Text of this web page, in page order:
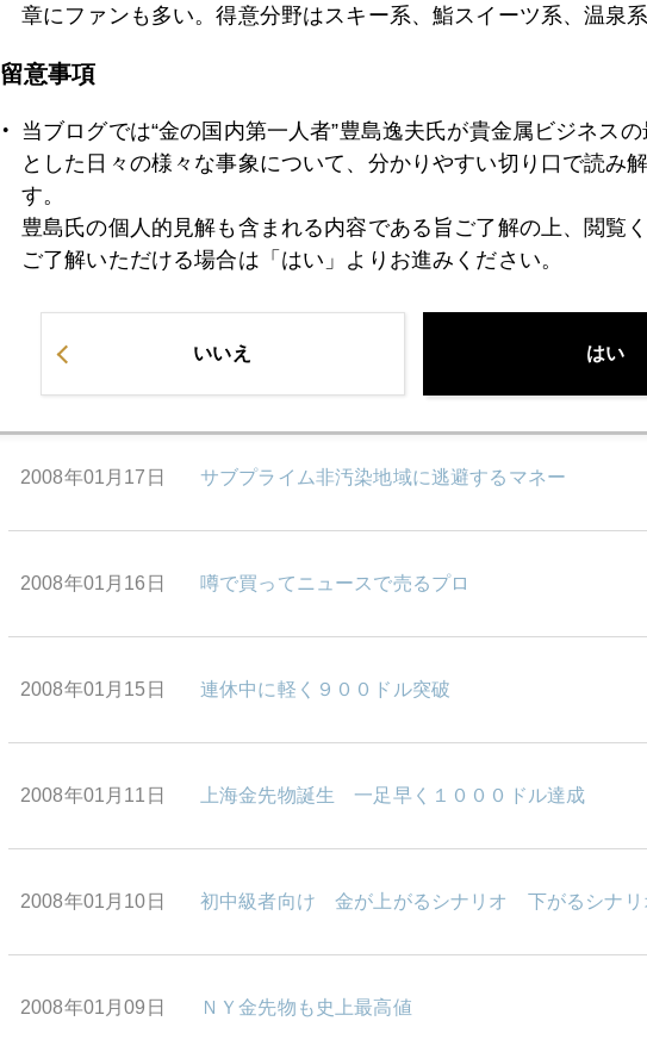
2008年01月22日 株は見切り売り、金は利食い売り パート２
2008年01月21日 お詫び
2008年01月18日
2008年01月17日 サブプライム非汚染地域に逃避するマネー
2008年01月16日 噂で買ってニュースで売るプロ
2008年01月15日 連休中に軽く９００ドル突破
2008年01月11日 上海金先物誕生 一足早く１０００ドル達成
2008年01月10日 初中級者向け 金が上がるシナリオ 下がるシナリ
2008年01月09日 ＮＹ金先物も史上最高値
章にファンも多い。得意分野はスキー系、鮨スイーツ系、温泉系
留意事項
当ブログでは“金の国内第一人者”豊島逸夫氏が貴金属ビジネス
とした日々の様々な事象について、分かりやすい切り口で読み
す。
豊島氏の個人的見解も含まれる内容である旨ご了解の上、閲覧く
ご了解いただける場合は「はい」よりお進みください。
いいえ はい